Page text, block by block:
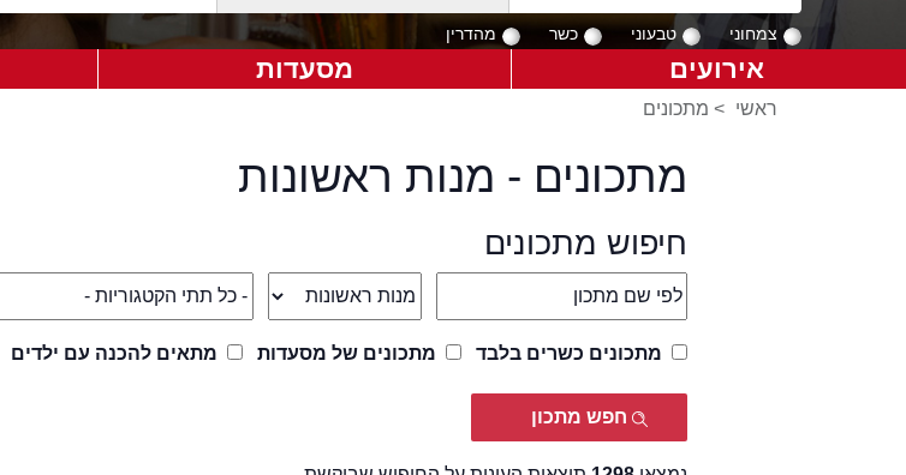
צמחוני טבעוני כשר מהדרין
אירועים מסעדות
ראשי > מתכונים
מתכונים - מנות ראשונות
חיפוש מתכונים
מתכונים כשרים בלבד מתכונים של מסעדות מתאים להכנה עם ילדים